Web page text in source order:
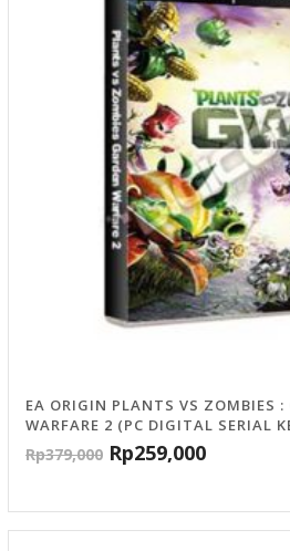
EA ORIGIN PLANTS VS ZOMBIES :
WARFARE 2 (PC DIGITAL SERIAL
Rp379,000 Rp259,000